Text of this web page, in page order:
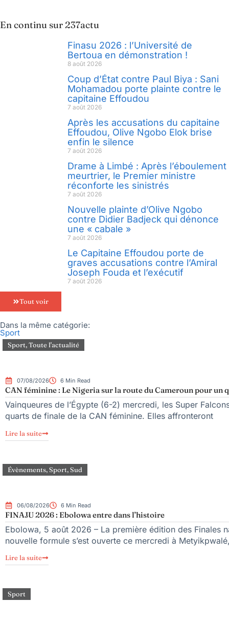
En continu sur 237actu
Finasu 2026 : l’Université de
Bertoua en démonstration !
8 août 2026
Coup d’État contre Paul Biya : Sani
Mohamadou porte plainte contre le
capitaine Effoudou
7 août 2026
Après les accusations du capitaine
Effoudou, Olive Ngobo Elok brise
enfin le silence
7 août 2026
Drame à Limbé : Après l’éboulement
meurtrier, le Premier ministre
réconforte les sinistrés
7 août 2026
Nouvelle plainte d’Olive Ngobo
contre Didier Badjeck qui dénonce
une « cabale »
7 août 2026
Le Capitaine Effoudou porte de
graves accusations contre l’Amiral
Joseph Fouda et l’exécutif
7 août 2026
Tout voir
Dans la même catégorie:
Sport
Sport,Toute l'actualité
07/08/2026 6 Min Read
CAN féminine : Le Nigeria sur la route du Cameroun pour un
Vainqueures de l’Égypte (6-2) mercredi, les Super
quarts de finale de la CAN féminine. Elles affronteront
Lire la suite
Évènements,Sport,Sud
06/08/2026 6 Min Read
FINAJU 2026 : Ebolowa entre dans l’histoire
Ebolowa, 5 août 2026 – La première édition des Finales
nouvelle formule s’est ouverte ce mercredi à
Lire la suite
Sport